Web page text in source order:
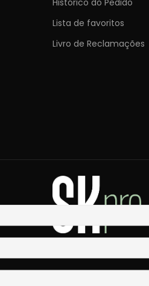
Lista de favoritos
Livro de Reclamações